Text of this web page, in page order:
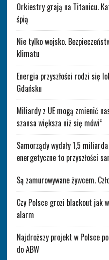
Orkiestry grają na Titanicu.
śpią
Nie tylko wojsko.
klimatu
Energia przyszłości rodzi się
Gdańsku
Miliardy z UE mogą zmienić
szansa większa niż się mówi”
Samorządy wydały 1,5
energetyczne to przyszłości
Są zamurowywane żywcem.
Czy Polsce grozi blackout jak
alarm
Najdroższy projekt w Polsce
do ABW